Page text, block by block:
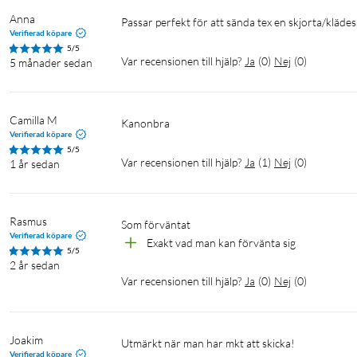
Anna
Verifierad köpare
5/5
5 månader sedan
Passar perfekt för att sända tex en skjorta/
Var recensionen till hjälp? Ja (0) Nej (0)
Camilla M
Verifierad köpare
5/5
1 år sedan
Kanonbra
Var recensionen till hjälp? Ja (1) Nej (0)
Rasmus
Verifierad köpare
5/5
2 år sedan
Som förväntat
Exakt vad man kan förvänta sig
Var recensionen till hjälp? Ja (0) Nej (0)
Joakim
Verifierad köpare
Utmärkt när man har mkt att skicka!